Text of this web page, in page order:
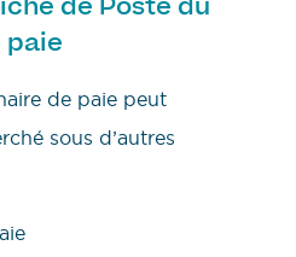
de Poste du
paie
de paie peut
sous d’autres